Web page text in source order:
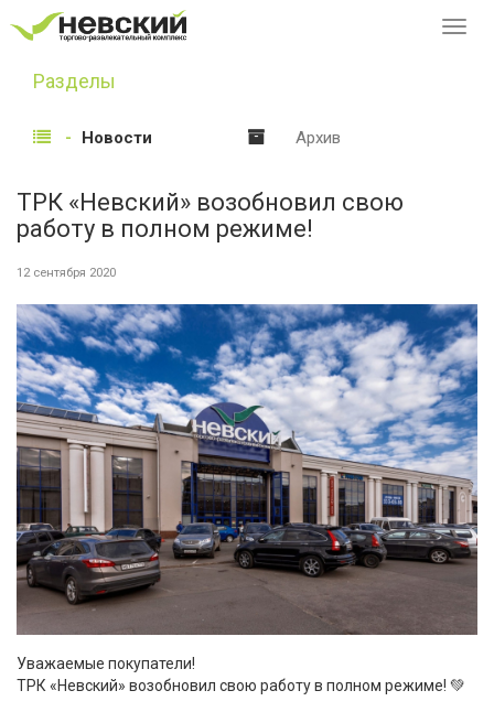
Разделы
Новости Архив
ТРК «Невский» возобновил свою
работу в полном режиме!
12 сентября 2020
Уважаемые покупатели!
ТРК «Невский» возобновил свою работу в полном режиме! 💚